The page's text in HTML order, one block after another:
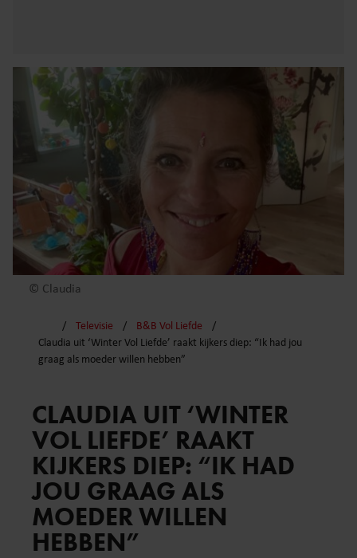
© Claudia
Televisie
B&B Vol Liefde
Claudia uit ‘Winter Vol Liefde’ raakt kijkers diep: “Ik had jou
graag als moeder willen hebben”
CLAUDIA UIT ‘WINTER
VOL LIEFDE’ RAAKT
KIJKERS DIEP: “IK HAD
JOU GRAAG ALS
MOEDER WILLEN
HEBBEN”